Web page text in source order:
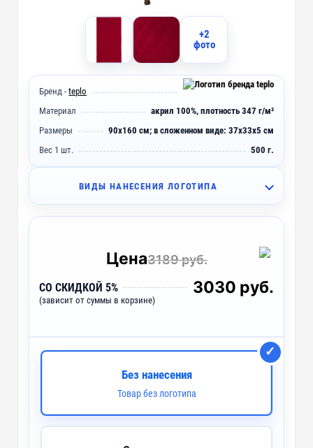
+2
фото
Бренд -teplo
Материал
акрил 100%, плотность 347 г/м²
Размеры
90х160 см; в сложенном виде: 37х33х5 см
Вес 1 шт.
500 г.
ВИДЫ НАНЕСЕНИЯ ЛОГОТИПА
DTF3 - Печать DTF ~ 4 дня
custm - Кожаные лейблы
custm - Лейблы из искусственной кожи
custm - Лейблы и шильды
custm - Лента для подарочной упаковки
Цена3189 руб.
СО СКИДКОЙ 5%
(зависит от суммы в корзине)
3030 руб.
Без нанесения
Товар без логотипа